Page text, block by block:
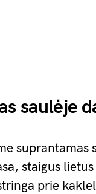
saulėje
staigus
prie